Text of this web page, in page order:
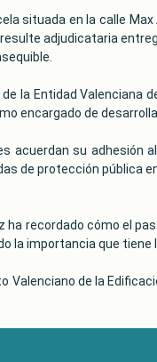
situada en la calle
adjudicataria
la Entidad Valenciana
encargado de
acuerdan su adhesión
de protección pública
ha recordado cómo el
la importancia que tiene
Valenciano de la